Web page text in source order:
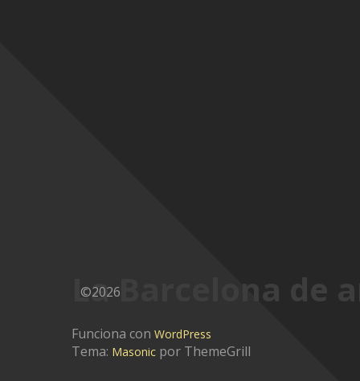
La Barcelona de
©2026
Funciona con WordPress
Tema: Masonic por ThemeGrill